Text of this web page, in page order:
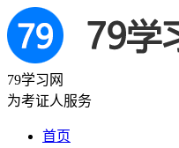
79学习网
为考证人服务
首页